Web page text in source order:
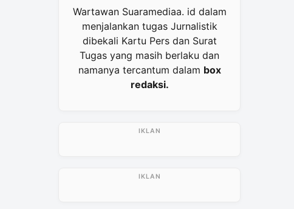
Wartawan Suaramediaa. id dalam
menjalankan tugas Jurnalistik
dibekali Kartu Pers dan Surat
Tugas yang masih berlaku dan
namanya tercantum dalam box
redaksi.